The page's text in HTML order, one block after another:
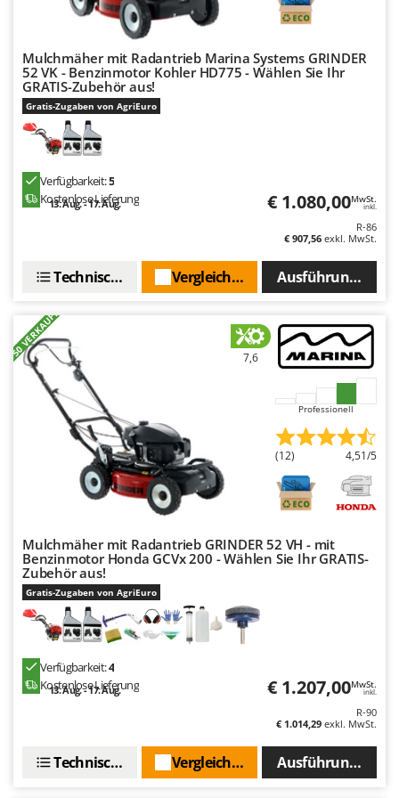
Makita
MAMMAMIA
Marcato
Marina Systems
Master
Mastercook
MCH
Minox
More than chef
MOSA
MOVA
Mowox
MTD
New O.M.R.A.
Ninja
Novatec
Novital
NuAir
NuovaFac
O
Officine Savioli
Olix
Mulchmäher mit Radantrieb Marina Systems GRINDER
52 VK - Benzinmotor Kohler HD775 - Wählen Sie Ihr
GRATIS-Zubehör aus!
Gratis-Zugaben von AgriEuro
Verfügbarkeit:5
Kostenlose Lieferung
13. Aug. - 17. Aug. € 1.080,00MwSt.
inkl.
R-86
€ 907,56 exkl. MwSt.
Ausführungen(4)
Vergleichen Sie
Technische Daten
+50 VERKAUFT 7,6
Professionell
(12) 4,51/5
Mulchmäher mit Radantrieb GRINDER 52 VH - mit
Benzinmotor Honda GCVx 200 - Wählen Sie Ihr GRATIS-
Zubehör aus!
Gratis-Zugaben von AgriEuro
Verfügbarkeit:4
Kostenlose Lieferung
13. Aug. - 17. Aug. € 1.207,00MwSt.
inkl.
R-90
€ 1.014,29 exkl. MwSt.
Ausführungen(4)
Vergleichen Sie
Technische Daten